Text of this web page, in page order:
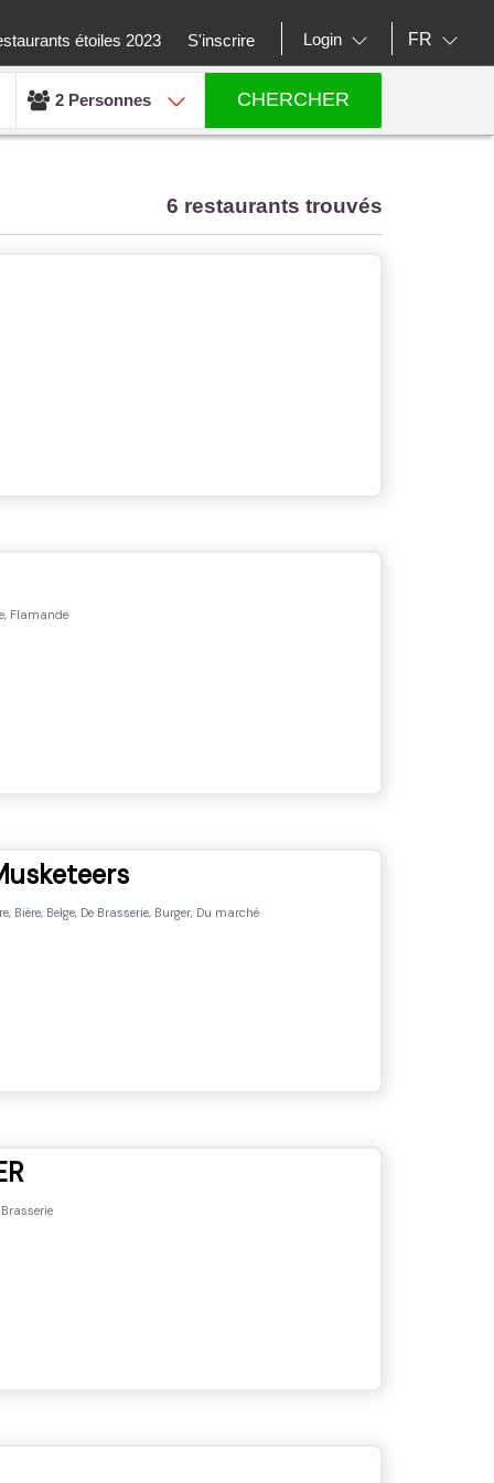
étoiles 2023 S'inscrire Login FR
2 Personnes CHERCHER
6 restaurants trouvés
Flamande
Bière, Belge, De Brasserie, Burger, Du marché